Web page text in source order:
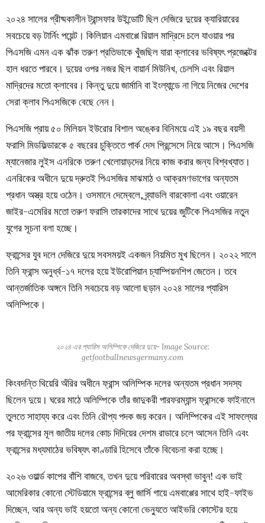
২০২৪ সালের গ্রীষ্মকালীন ট্রান্সফার উইন্ডোটি ছিল দেজিরে দুয়ের ক্যারিয়ারের
সবচেয়ে বড় টার্নিং পয়েন্ট। কিলিয়ান এমবাপ্পে রিয়াল মাদ্রিদে চলে যাওয়ার পর
পিএসজি এমন এক ঝাঁক তরুণ প্রতিভাকে খুঁজছিল যারা ক্লাবের ভবিষ্যৎ প্রজেক্টের
হাল ধরতে পারবে। দুয়ের ওপর নজর ছিল বায়ার্ন মিউনিখ, চেলসি এবং রিয়াল
মাদ্রিদের মতো ক্লাবের। কিন্তু দুয়ে জার্মানি বা ইংল্যান্ডে না গিয়ে নিজের দেশের
সেরা ক্লাব পিএসজিকে বেছে নেন।
পিএসজি প্রায় ৫০ মিলিয়ন ইউরোর বিশাল অঙ্কের বিনিময়ে এই ১৯ বছর বয়সী
ফরাসি মিডফিল্ডারকে ৫ বছরের চুক্তিতে পার্ক দেস প্রিন্সেসে নিয়ে আসে। পিএসজি
ম্যানেজার লুইস এনরিকে তরুণ খেলোয়াড়দের নিয়ে কাজ করার জন্য বিশ্বখ্যাত।
এনরিকের অধীনে দুয়ে দ্রুতই পিএসজির মাঝমাঠ ও আক্রমণভাগের অন্যতম
প্রধান অস্ত্র হয়ে ওঠেন। ওসমানে দেম্বেলে, ব্র্যাডলি বারকোলা এবং ওয়ারেন
জাইর-এমেরির মতো তরুণ ফরাসি তারকাদের সাথে দুয়ের জুটিকে পিএসজির নতুন
যুগের সূচনা বলা হচ্ছে।
ফ্রান্সের যুব দলে দেজিরে দুয়ে সবসময়ই একজন নিয়মিত মুখ ছিলেন। ২০২২ সালে
তিনি ফ্রান্স অনুর্ধ্ব-১৭ দলের হয়ে ইউরোপিয়ান চ্যাম্পিয়নশিপ জেতেন। তবে
আন্তর্জাতিক অঙ্গনে তিনি সবচেয়ে বড় আলো ছড়ান ২০২৪ সালের প্যারিস
অলিম্পিকে।
২০২৪ এর প্যারিস অলিম্পিকে দেজিরে দুয়ে- Image Source:
getfootballnewsgermany.com
কিংবদন্তি থিয়েরি অঁরির অধীনে ফ্রান্স অলিম্পিক দলের অন্যতম প্রধান সদস্য
ছিলেন দুয়ে। ঘরের মাঠে অলিম্পিকে তাঁর জাদুকরী পারফরম্যান্স ফ্রান্সকে ফাইনালে
তুলতে সাহায্য করে এবং তিনি রৌপ্য পদক জয় করেন। অলিম্পিকের এই সাফল্যের
পর ফ্রান্সের মূল জাতীয় দলের কোচ দিদিয়ের দেশম রাডারে চলে আসেন তিনি এবং
ফ্রান্সের মধ্যমাঠের ভবিষ্যৎ কাণ্ডারি হিসেবে তাঁকে বিবেচনা করা হচ্ছে।
২০২৬ ওয়ার্ল্ড কাপের বাঁশি বাজবে, তখন দুয়ে পরিবারের অবস্থা ভাবুন! এক ভাই
আমেরিকার কোনো স্টেডিয়ামে ফ্রান্সের ব্লু জার্সি গায়ে এমবাপ্পের সাথে হাই-ফাইভ
দিচ্ছেন, আর অন্য ভাই হয়তো অন্য কোনো ভেন্যুতে আইভরি কোস্টের হয়ে